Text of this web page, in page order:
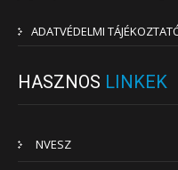
ADATVÉDELMI
HASZNOS LINKEK
NVESZ